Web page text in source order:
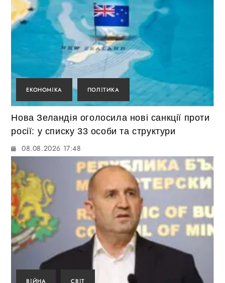
ЕКОНОМІКА ПОЛІТИКА
Нова Зеландія оголосила нові санкції проти
росії: у списку 33 особи та структури
08.08.2026 17:48
ВІЙНА СВІТ